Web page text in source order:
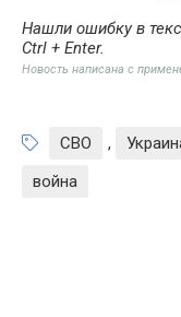
Нашли ошибку в
Ctrl + Enter.
Новость написана с
СВО ,
война